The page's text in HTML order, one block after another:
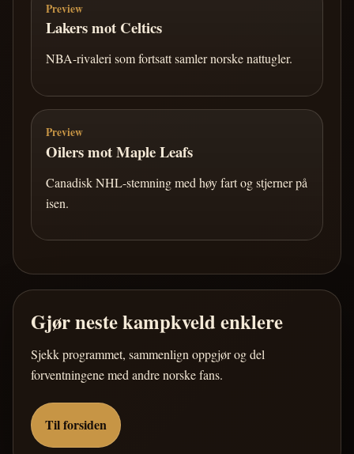
Preview
Lakers mot Celtics
NBA-rivaleri som fortsatt samler norske nattugler.
Preview
Oilers mot Maple Leafs
Canadisk NHL-stemning med høy fart og stjerner på
isen.
Gjør neste kampkveld enklere
Sjekk programmet, sammenlign oppgjør og del
forventningene med andre norske fans.
Til forsiden